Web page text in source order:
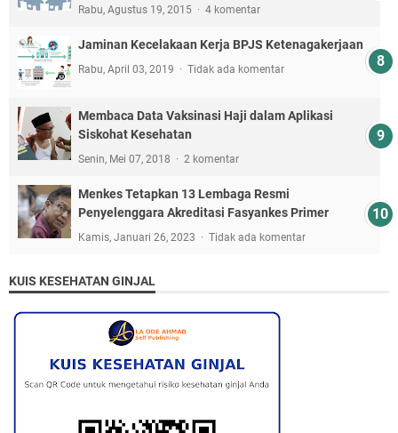
Rabu, Agustus 19, 2015 4 komentar
Jaminan Kecelakaan Kerja BPJS Ketenagakerjaan
Rabu, April 03, 2019 Tidak ada komentar
Membaca Data Vaksinasi Haji dalam Aplikasi
Siskohat Kesehatan
Senin, Mei 07, 2018 2 komentar
Menkes Tetapkan 13 Lembaga Resmi
Penyelenggara Akreditasi Fasyankes Primer
Kamis, Januari 26, 2023 Tidak ada komentar
KUIS KESEHATAN GINJAL